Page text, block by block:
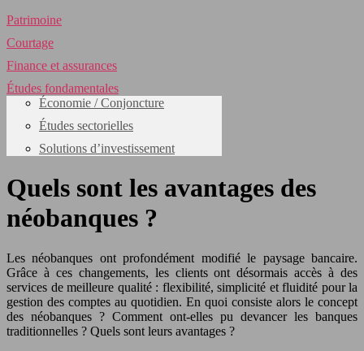
Patrimoine
Courtage
Finance et assurances
Études fondamentales
Économie / Conjoncture
Études sectorielles
Solutions d’investissement
Quels sont les avantages des
néobanques ?
Les néobanques ont profondément modifié le paysage bancaire.
Grâce à ces changements, les clients ont désormais accès à des
services de meilleure qualité : flexibilité, simplicité et fluidité pour la
gestion des comptes au quotidien. En quoi consiste alors le concept
des néobanques ? Comment ont-elles pu devancer les banques
traditionnelles ? Quels sont leurs avantages ?